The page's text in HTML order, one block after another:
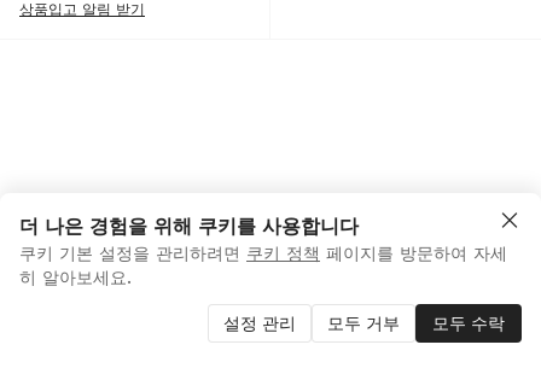
상품입고 알림 받기
더 나은 경험을 위해 쿠키를 사용합니다
쿠키 기본 설정을 관리하려면 쿠키 정책 페이지를 방문하여 자세
히 알아보세요.
설정 관리 모두 거부 모두 수락